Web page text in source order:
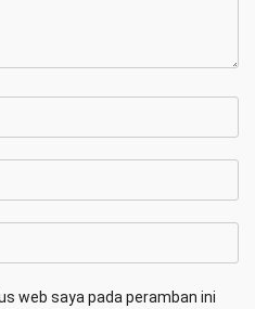
web saya pada peramban ini